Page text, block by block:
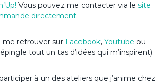
! Vous pouvez me contacter via le site
directement.
me retrouver sur Facebook, Youtube ou
tout un tas d’idées qui m’inspirent).
à un des ateliers que j’anime chez